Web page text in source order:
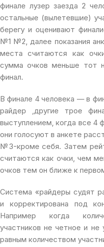
финале лузер заезда 2
остальные (вылетевшие)
берегу и оценивают
№1 №2, далее показания
места считаются как
сумма очков меньше тот
финал.
В финале 4 человека — в
райдер ,другие трое
выступлением, когда все 4
они голосуют в анкете
№3-кроме себя. Затем
считаются как очки, чем
очков тем он ближе к
Система «райдеры судят
и корректирована под
Например когда
участников не четное и не
равным количеством